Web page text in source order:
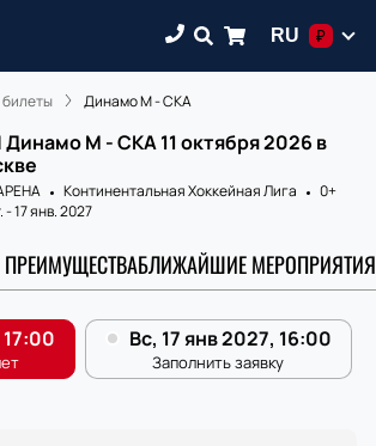
RU ₽
Динамо М - СКА
Динамо М - СКА 11 октября 2026 в
Континентальная Хоккейная Лига
0+
-17 янв. 2027
БЛИЖАЙШИЕ МЕРОПРИЯТИЯ